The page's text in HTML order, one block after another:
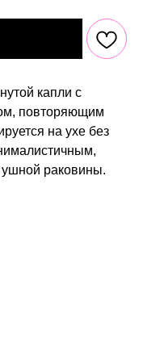
капли с
повторяющим
на ухе без
ушной раковины.